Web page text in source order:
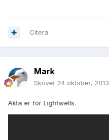
Citera
Mark
Skrivet 24 oktober, 2013
Akta er för Lightwells.